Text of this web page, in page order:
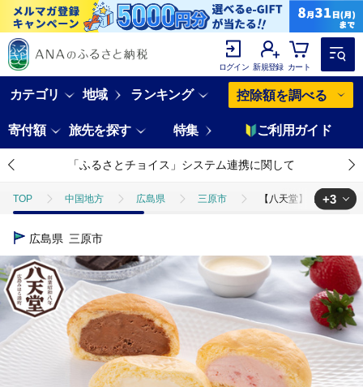
ログイン 新規登録 カート
カテゴリ 地域 ランキング 控除額を調べる
寄付額 旅先を探す 特集 ご利用ガイド
「ふるさとチョイス」システム連携に関して
TOP 中国地方 広島県 三原市 【八天堂】まるでア
TOP
TOP パン・菓子類 洋菓子 【八天堂】まるでアイスなくり
TOP パン・菓子類 ほかの洋菓子 【八天堂】
+3
広島県 三原市